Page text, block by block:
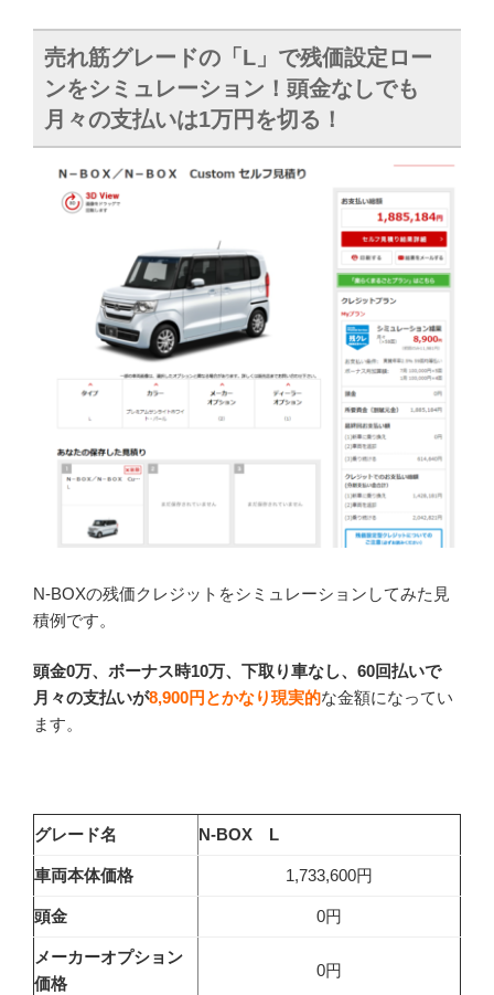
売れ筋グレードの「L」で残価設定ロー
ンをシミュレーション！頭金なしでも
月々の支払いは1万円を切る！
N-BOXの残価クレジットをシミュレーションしてみた見
積例です。
頭金0万、ボーナス時10万、下取り車なし、60回払いで
月々の支払いが8,900円 とかなり現実的な金額になってい
ます。
グレード名 N-BOX L
車両本体価格 1,733,600円
頭金 0円
メーカーオプション
価格
0円